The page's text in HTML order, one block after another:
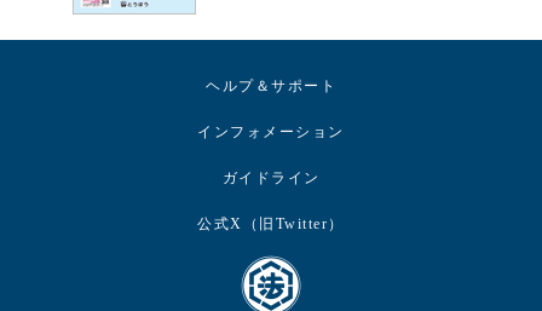
ヘルプ＆サポート
インフォメーション
ガイドライン
公式X（旧Twitter）